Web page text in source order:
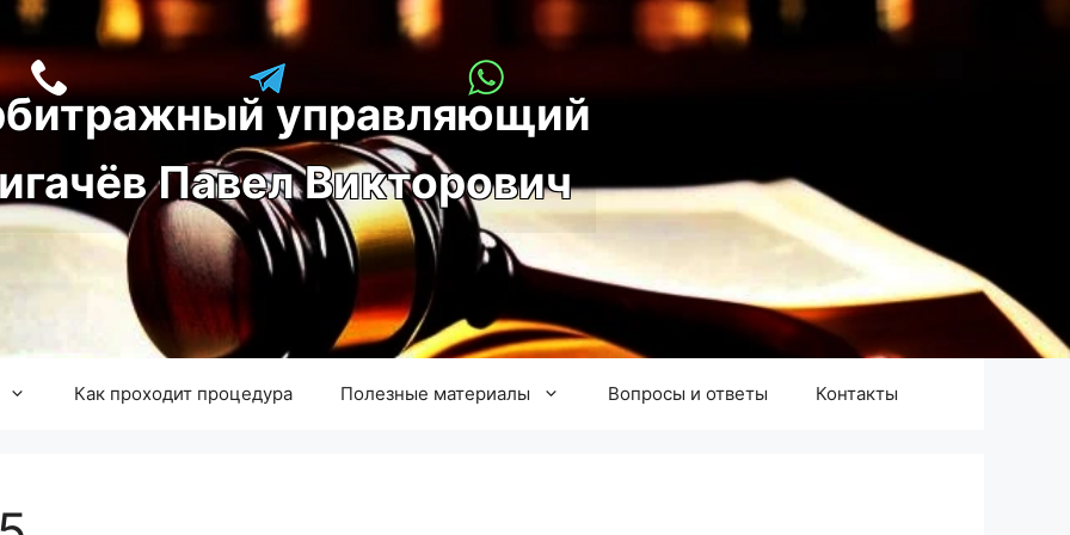
управляющий
игачёв Павел Викторович
Как проходит процедура Полезные материалы Вопросы и ответы Контакты